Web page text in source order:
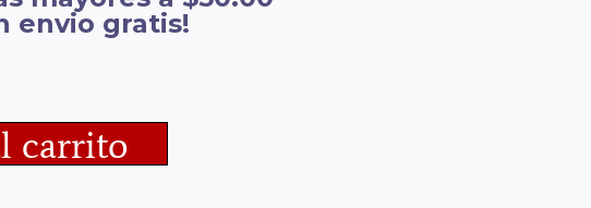
envio gratis!
carrito